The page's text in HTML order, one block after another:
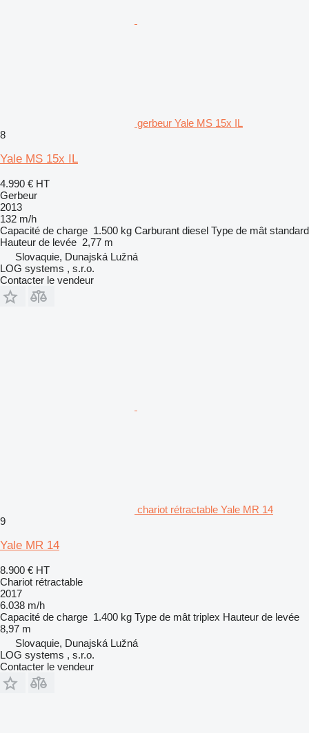
gerbeur Yale MS 15x IL
8
Yale MS 15x IL
4.990 € HT
Gerbeur
2013
132 m/h
Capacité de charge 1.500 kg Carburant diesel Type de mât standard
Hauteur de levée 2,77 m
Slovaquie, Dunajská Lužná
LOG systems , s.r.o.
Contacter le vendeur
chariot rétractable Yale MR 14
9
Yale MR 14
8.900 € HT
Chariot rétractable
2017
6.038 m/h
Capacité de charge 1.400 kg Type de mât triplex Hauteur de levée
8,97 m
Slovaquie, Dunajská Lužná
LOG systems , s.r.o.
Contacter le vendeur